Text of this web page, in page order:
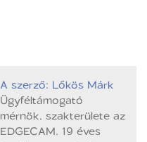
A szerző: Lőkös Márk
Ügyféltámogató
mérnök, szakterülete az
EDGECAM. 19 éves